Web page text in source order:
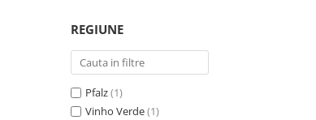
REGIUNE
Pfalz(1)
Vinho Verde(1)